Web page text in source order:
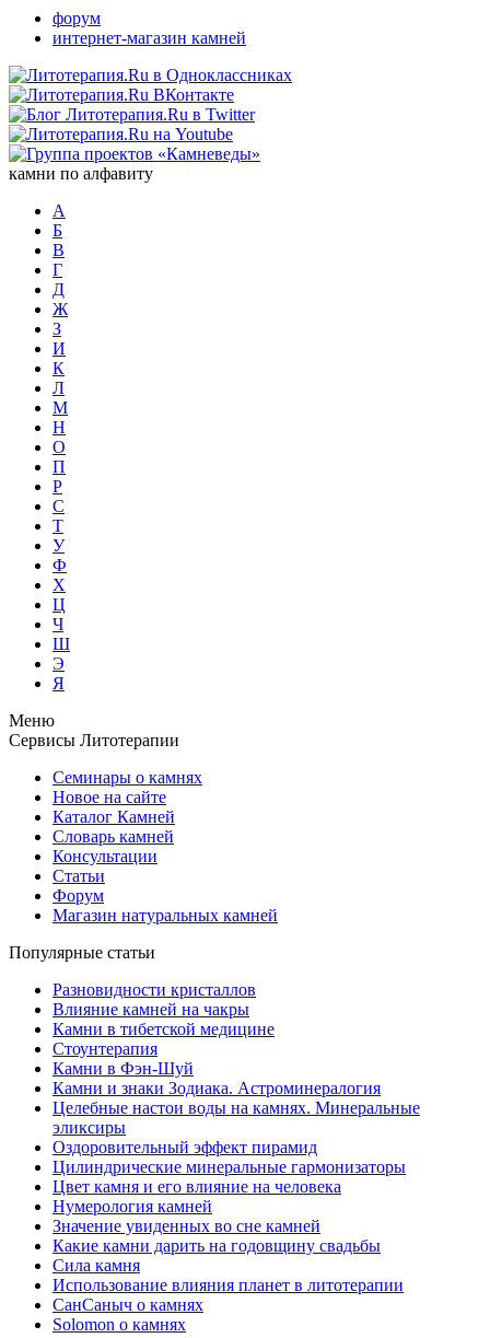
форум
интернет-магазин камней
камни по алфавиту
А
Б
В
Г
Д
Ж
З
И
К
Л
М
Н
О
П
Р
С
Т
У
Ф
Х
Ц
Ч
Ш
Э
Я
Меню
Сервисы Литотерапии
Семинары о камнях
Новое на сайте
Каталог Камней
Словарь камней
Консультации
Статьи
Форум
Магазин натуральных камней
Популярные статьи
Разновидности кристаллов
Влияние камней на чакры
Камни в тибетской медицине
Стоунтерапия
Камни в Фэн-Шуй
Камни и знаки Зодиака. Астроминералогия
Целебные настои воды на камнях. Минеральные
эликсиры
Оздоровительный эффект пирамид
Цилиндрические минеральные гармонизаторы
Цвет камня и его влияние на человека
Нумерология камней
Значение увиденных во сне камней
Какие камни дарить на годовщину свадьбы
Cила камня
Использование влияния планет в литотерапии
СанСаныч о камнях
Solomon о камнях